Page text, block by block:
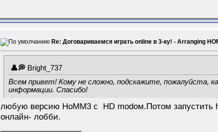
Re: Договариваемся играть online в 3-ку! - Arranging
Bright_737
Всем привет! Кому не сложно, подскажите, пожалуйста,
информации. Спасибо!
любую версию HoMM3 c HD modом.Потом запустить
онлайн- лобби.